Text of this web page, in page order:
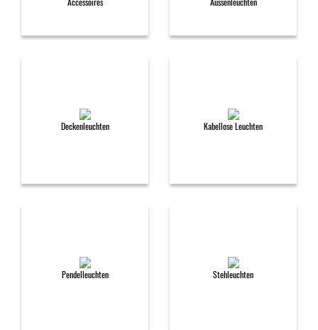
Deckenleuchten Kabellose Leuchten
Pendelleuchten Stehleuchten